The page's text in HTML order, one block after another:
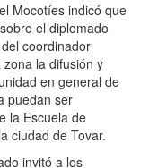
Mocotíes indicó que
el diplomado
coordinador
la difusión y
en general de
puedan ser
la Escuela de
ciudad de Tovar.
invitó a los